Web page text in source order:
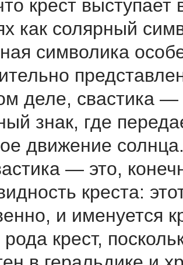
крест выступает
как солярный
символика
деле, свастика —
знак, где
движение
— это,
креста:
и именуется
рода крест,